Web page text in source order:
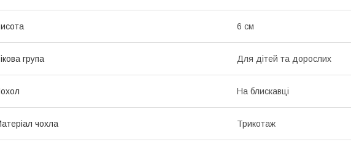
6 см
група Для дітей та дорослих
На блискавці
чохла Трикотаж